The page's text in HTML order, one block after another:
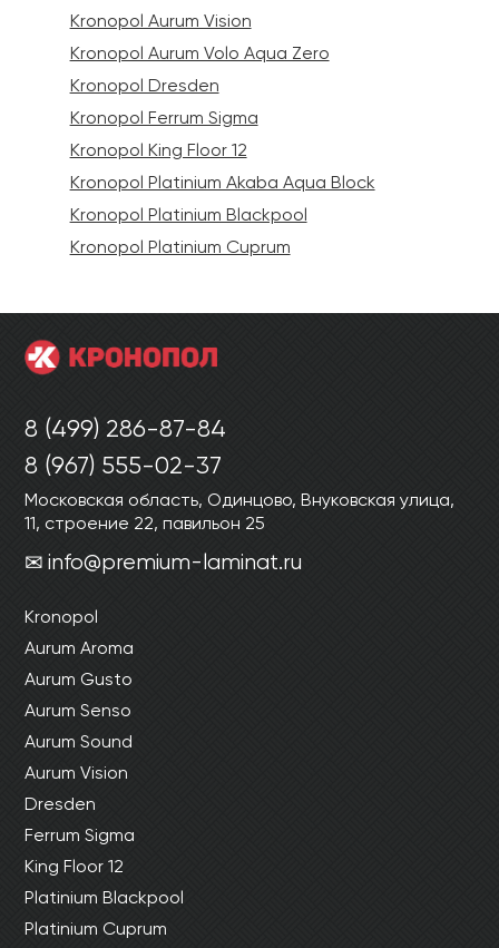
Kronopol Aurum Vision
Kronopol Aurum Volo Aqua Zero
Kronopol Dresden
Kronopol Ferrum Sigma
Kronopol King Floor 12
Kronopol Platinium Akaba Aqua Block
Kronopol Platinium Blackpool
Kronopol Platinium Cuprum
8 (499) 286-87-84
8 (967) 555-02-37
Московская область, Одинцово, Внуковская улица,
11, строение 22, павильон 25
info@premium-laminat.ru
Kronopol
Aurum Aroma
Aurum Gusto
Aurum Senso
Aurum Sound
Aurum Vision
Dresden
Ferrum Sigma
King Floor 12
Platinium Blackpool
Platinium Cuprum